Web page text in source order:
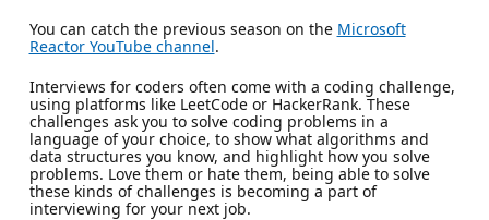
You can catch the previous season on the Microsoft
Reactor YouTube channel.
Interviews for coders often come with a coding challenge,
using platforms like LeetCode or HackerRank. These
challenges ask you to solve coding problems in a
language of your choice, to show what algorithms and
data structures you know, and highlight how you solve
problems. Love them or hate them, being able to solve
these kinds of challenges is becoming a part of
interviewing for your next job.